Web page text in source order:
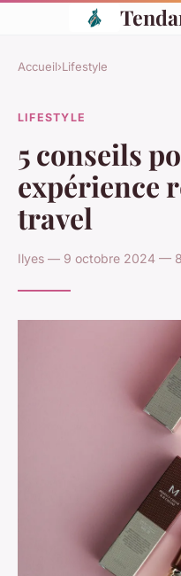
Accueil›Lifestyle
LIFESTYLE
5 conseils
expérience
travel
Ilyes — 9 octobre 2024 —